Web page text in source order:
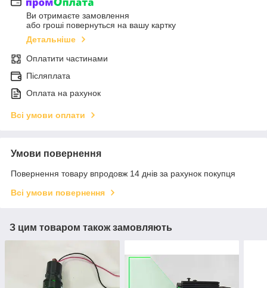
Ви отримаєте замовлення
або гроші повернуться на вашу картку
Детальніше
Оплатити частинами
Післяплата
Оплата на рахунок
Всі умови оплати
Умови повернення
Повернення товару впродовж 14 днів за рахунок покупця
Всі умови повернення
З цим товаром також замовляють